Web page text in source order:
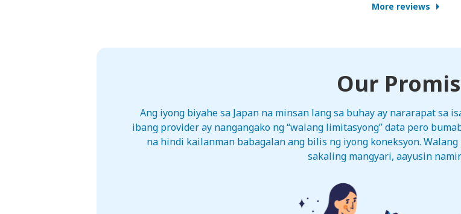
More reviews
Our
Ang iyong biyahe sa Japan na minsan lang sa buhay ay nararapat sa
ibang provider ay nangangako ng “walang limitasyong” data pero
na hindi kailanman babagalan ang bilis ng iyong koneksyon.
sakaling mangyari, aayusin